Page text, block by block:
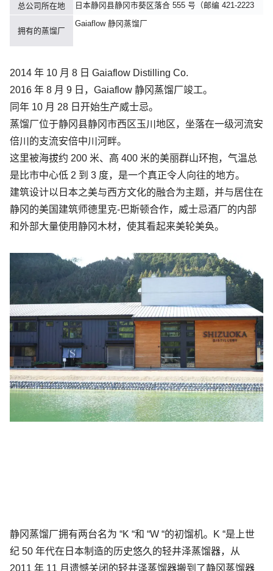
总公司所在地 日本静冈县静冈市葵区落合 555 号（邮编 421-2223
拥有的蒸馏厂
Gaiaflow 静冈蒸馏厂
2014 年 10 月 8 日 Gaiaflow Distilling Co.
2016 年 8 月 9 日，Gaiaflow 静冈蒸馏厂竣工。
同年 10 月 28 日开始生产威士忌。
蒸馏厂位于静冈县静冈市西区玉川地区，坐落在一级河流安
倍川的支流安倍中川河畔。
这里被海拔约 200 米、高 400 米的美丽群山环抱，气温总
是比市中心低 2 到 3 度，是一个真正令人向往的地方。
建筑设计以日本之美与西方文化的融合为主题，并与居住在
静冈的美国建筑师德里克-巴斯顿合作，威士忌酒厂的内部
和外部大量使用静冈木材，使其看起来美轮美奂。
静冈蒸馏厂拥有两台名为 “K “和 “W “的初馏机。K “是上世
纪 50 年代在日本制造的历史悠久的轻井泽蒸馏器，从
2011 年 11 月遗憾关闭的轻井泽蒸馏器搬到了静冈蒸馏器